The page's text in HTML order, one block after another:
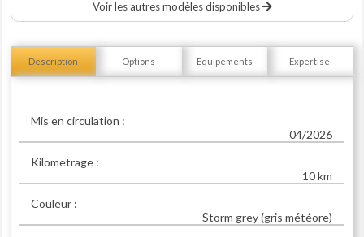
Voir les autres modèles disponibles
Description Options Equipements Expertise
Mis en circulation :
04/2026
Kilometrage :
10 km
Couleur :
Storm grey (gris météore)